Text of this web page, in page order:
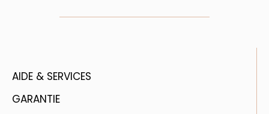
AIDE & SERVICES
GARANTIE